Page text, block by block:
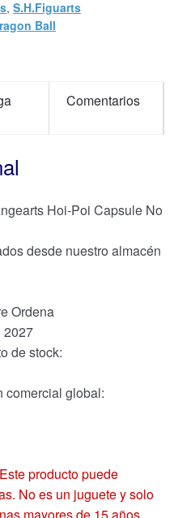
, S.H.Figuarts
Ball
Comentarios
Hoi-Poi Capsule No
desde nuestro almacén
Ordena
2027
de stock:
comercial global:
producto puede
No es un juguete y solo
mayores de 15 años.